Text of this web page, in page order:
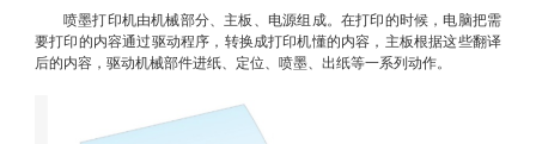
喷墨打印机由机械部分、主板、电源组成。在打印的时候，电脑把需
要打印的内容通过驱动程序，转换成打印机懂的内容，主板根据这些翻译
后的内容，驱动机械部件进纸、定位、喷墨、出纸等一系列动作。